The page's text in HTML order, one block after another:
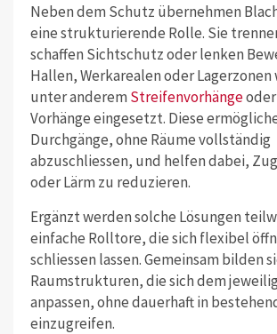
Neben dem Schutz übernehmen
eine strukturierende Rolle. Sie
schaffen Sichtschutz oder lenken
Hallen, Werkarealen oder
unter anderem Streifenvorhängeoder
Vorhänge eingesetzt. Diese
Durchgänge, ohne Räume vollständig
abzuschliessen, und helfen dabei,
oder Lärm zu reduzieren.
Ergänzt werden solche Lösungen
einfache Rolltore, die sich flexibel
schliessen lassen. Gemeinsam bilden
Raumstrukturen, die sich dem
anpassen, ohne dauerhaft in
einzugreifen.